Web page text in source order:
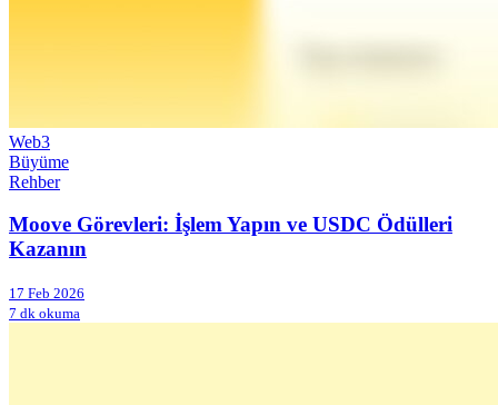
Web3
Büyüme
Rehber
Moove Görevleri: İşlem Yapın ve USDC Ödülleri
Kazanın
17 Feb 2026
7 dk okuma